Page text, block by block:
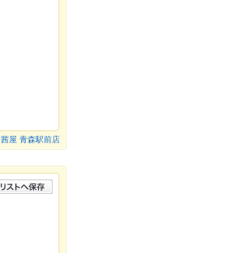
茜屋 青森駅前店